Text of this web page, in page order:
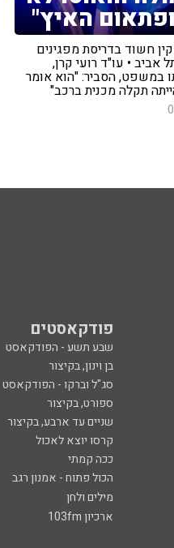
האיץ"
חשוד בדריסת מפגינים
אביב • עו"ד רועי קרן,
במשפט, הסביר: "הוא אומר
תקלה מכנית ברכב"
פודקאסטים
שבע תשע - הפודקאסט
בן וינון, בקיצור
סג"ל וברקו - הפודקאסט
ספורט, בקיצור
שניים עד ארבע, בקיצור
קרסו יוצא לאכול
ככה קמתי
הכול פתוח - אמנון רגב
מילים ולחן
ארכיון 103fm